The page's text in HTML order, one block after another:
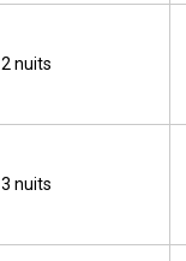
2 nuits
3 nuits